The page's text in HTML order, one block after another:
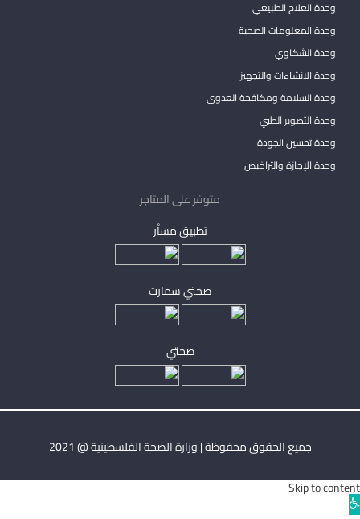
وحدة العلاج الطبيعي
وحدة المعلومات الصحية
وحدة الشكاوي
وحدة الانشاءات والتجهيز
وحدة السلامة ومكافحة العدوى
وحدة التصوير الطبي
وحدة تحسين الجودة
وحدة الإجازة والتراخيص
متوفر على المتاجر
تطبيق مساْر
صحتي سمارت
صحتي
جميع الحقوق محفوظة | وزارة الصحة الفلسطينية @ 2021
Skip to content
Open